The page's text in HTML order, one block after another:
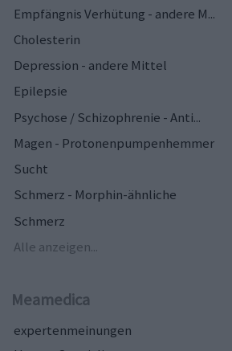
Empfängnis Verhütung - andere M...
Cholesterin
Depression - andere Mittel
Epilepsie
Psychose / Schizophrenie - Anti...
Magen - Protonenpumpenhemmer
Sucht
Schmerz - Morphin-ähnliche
Schmerz
Alle anzeigen...
Meamedica
expertenmeinungen